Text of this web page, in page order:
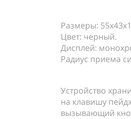
Размеры:
Цвет: черный.
Дисплей:
Радиус приема
Устройство
на клавишу
вызывающий